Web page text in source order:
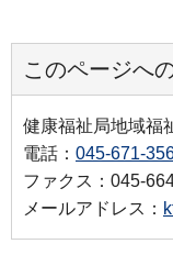
このページへ
健康福祉局地域福
電話： 045-671-
ファクス：045-
メールアドレス：